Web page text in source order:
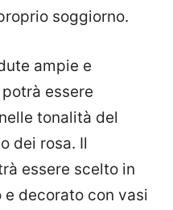
soggiorno.
ampie e
essere
tonalità del
dei rosa. Il
essere scelto in
decorato con vasi